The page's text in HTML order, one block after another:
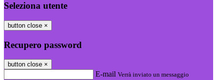
Seleziona utente
button close ×
Recupero password
button close ×
E-mail Verrà inviato un messaggio